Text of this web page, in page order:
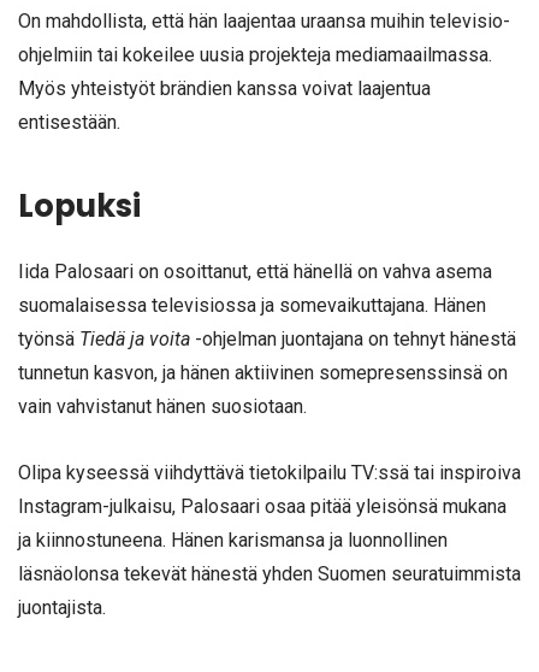
On mahdollista, että hän laajentaa uraansa muihin televisio-
ohjelmiin tai kokeilee uusia projekteja mediamaailmassa.
Myös yhteistyöt brändien kanssa voivat laajentua
entisestään.
Lopuksi
Iida Palosaari on osoittanut, että hänellä on vahva asema
suomalaisessa televisiossa ja somevaikuttajana. Hänen
työnsä Tiedä ja voita -ohjelman juontajana on tehnyt hänestä
tunnetun kasvon, ja hänen aktiivinen somepresenssinsä on
vain vahvistanut hänen suosiotaan.
Olipa kyseessä viihdyttävä tietokilpailu TV:ssä tai inspiroiva
Instagram-julkaisu, Palosaari osaa pitää yleisönsä mukana
ja kiinnostuneena. Hänen karismansa ja luonnollinen
läsnäolonsa tekevät hänestä yhden Suomen seuratuimmista
juontajista.